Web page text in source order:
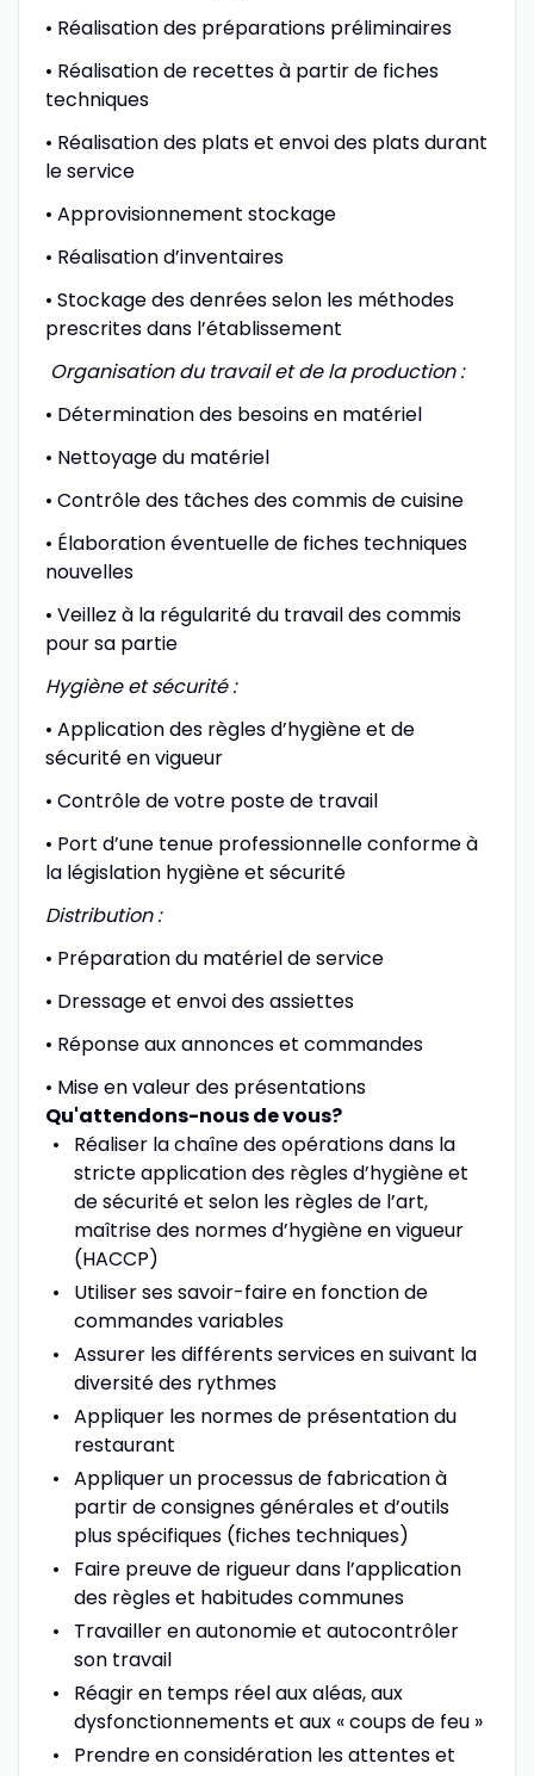
• Réalisation des préparations préliminaires
• Réalisation de recettes à partir de fiches
techniques
• Réalisation des plats et envoi des plats durant
le service
• Approvisionnement stockage
• Réalisation d’inventaires
• Stockage des denrées selon les méthodes
prescrites dans l’établissement
Organisation du travail et de la production :
• Détermination des besoins en matériel
• Nettoyage du matériel
• Contrôle des tâches des commis de cuisine
• Élaboration éventuelle de fiches techniques
nouvelles
• Veillez à la régularité du travail des commis
pour sa partie
Hygiène et sécurité :
• Application des règles d’hygiène et de
sécurité en vigueur
• Contrôle de votre poste de travail
• Port d’une tenue professionnelle conforme à
la législation hygiène et sécurité
Distribution :
• Préparation du matériel de service
• Dressage et envoi des assiettes
• Réponse aux annonces et commandes
• Mise en valeur des présentations
Qu'attendons-nous de vous?
Réaliser la chaîne des opérations dans la
stricte application des règles d’hygiène et
de sécurité et selon les règles de l’art,
maîtrise des normes d’hygiène en vigueur
(HACCP)
Utiliser ses savoir-faire en fonction de
commandes variables
Assurer les différents services en suivant la
diversité des rythmes
Appliquer les normes de présentation du
restaurant
Appliquer un processus de fabrication à
partir de consignes générales et d’outils
plus spécifiques (fiches techniques)
Faire preuve de rigueur dans l’application
des règles et habitudes communes
Travailler en autonomie et autocontrôler
son travail
Réagir en temps réel aux aléas, aux
dysfonctionnements et aux « coups de feu »
Prendre en considération les attentes et